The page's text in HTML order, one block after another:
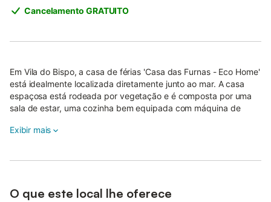
Cancelamento GRATUITO
Em Vila do Bispo, a casa de férias 'Casa das Furnas - Eco Home'
está idealmente localizada diretamente junto ao mar. A casa
espaçosa está rodeada por vegetação e é composta por uma
sala de estar, uma cozinha bem equipada com máquina de
As comodidades adicionais incluem Wi-Fi, uma lareira e livros e
Exibir mais
O que este local lhe oferece